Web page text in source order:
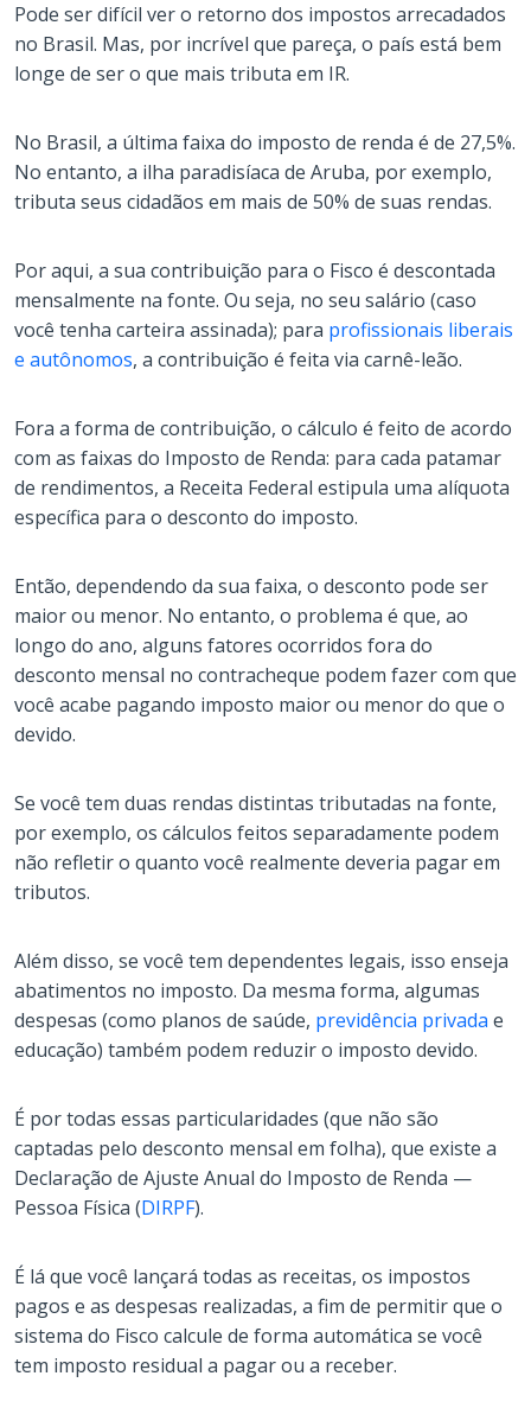
Pode ser difícil ver o retorno dos impostos arrecadados
no Brasil. Mas, por incrível que pareça, o país está bem
longe de ser o que mais tributa em IR.
No Brasil, a última faixa do imposto de renda é de 27,5%.
No entanto, a ilha paradisíaca de Aruba, por exemplo,
tributa seus cidadãos em mais de 50% de suas rendas.
Por aqui, a sua contribuição para o Fisco é descontada
mensalmente na fonte. Ou seja, no seu salário (caso
você tenha carteira assinada); para profissionais liberais
e autônomos, a contribuição é feita via carnê-leão.
Fora a forma de contribuição, o cálculo é feito de acordo
com as faixas do Imposto de Renda: para cada patamar
de rendimentos, a Receita Federal estipula uma alíquota
específica para o desconto do imposto.
Então, dependendo da sua faixa, o desconto pode ser
maior ou menor. No entanto, o problema é que, ao
longo do ano, alguns fatores ocorridos fora do
desconto mensal no contracheque podem fazer com que
você acabe pagando imposto maior ou menor do que o
devido.
Se você tem duas rendas distintas tributadas na fonte,
por exemplo, os cálculos feitos separadamente podem
não refletir o quanto você realmente deveria pagar em
tributos.
Além disso, se você tem dependentes legais, isso enseja
abatimentos no imposto. Da mesma forma, algumas
despesas (como planos de saúde, previdência privada e
educação) também podem reduzir o imposto devido.
É por todas essas particularidades (que não são
captadas pelo desconto mensal em folha), que existe a
Declaração de Ajuste Anual do Imposto de Renda —
Pessoa Física (DIRPF).
É lá que você lançará todas as receitas, os impostos
pagos e as despesas realizadas, a fim de permitir que o
sistema do Fisco calcule de forma automática se você
tem imposto residual a pagar ou a receber.